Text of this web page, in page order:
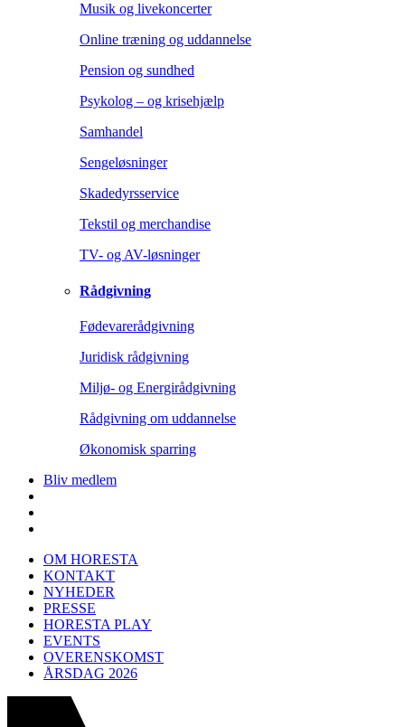
Musik og livekoncerter
Online træning og uddannelse
Pension og sundhed
Psykolog – og krisehjælp
Samhandel
Sengeløsninger
Skadedyrsservice
Tekstil og merchandise
TV- og AV-løsninger
Rådgivning
Fødevarerådgivning
Juridisk rådgivning
Miljø- og Energirådgivning
Rådgivning om uddannelse
Økonomisk sparring
Bliv medlem
OM HORESTA
KONTAKT
NYHEDER
PRESSE
HORESTA PLAY
EVENTS
OVERENSKOMST
ÅRSDAG 2026